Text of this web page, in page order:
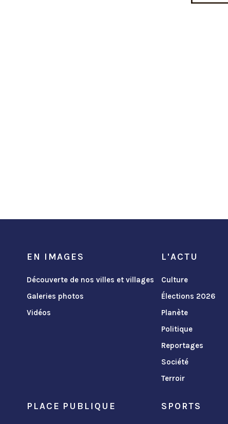
EN IMAGES
Découverte de nos villes et villages
Galeries photos
Vidéos
L'ACTU
Culture
Élections 2026
Planète
Politique
Reportages
Société
Terroir
PLACE PUBLIQUE SPORTS